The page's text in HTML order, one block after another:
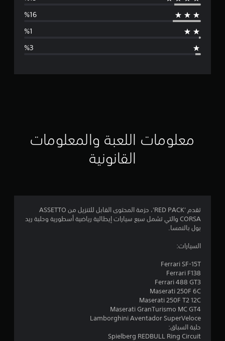
س
ط
ت
ي
.
3
9
معلومات اللعبة والمعلومات
القانونية
تقدم 'RED PACK'، حزمة المحتوى القابل للتنزيل من ASSETTO
CORSA والتي تشمل سبع سيارات إيطالية رياضية أسطورية وحلبة ريد
بول بالنمسا.
السيارات:
Ferrari SF-15T
Ferrari F138
Ferrari 488 GT3
Maserati 250F 6C
Maserati 250F T2 12C
Maserati GranTurismo MC GT4
Lamborghini Aventador SuperVeloce
حلبة السباق:
Spielberg REDBULL Ring Circuit